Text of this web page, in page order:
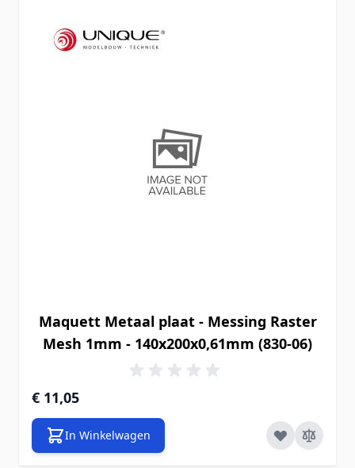
Maquett Metaal plaat - Messing Raster
Mesh 1mm - 140x200x0,61mm (830-06)
€ 11,05
In Winkelwagen